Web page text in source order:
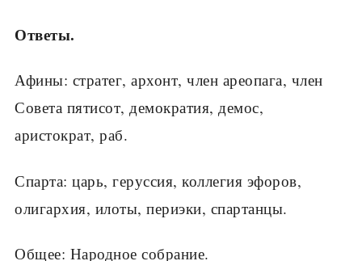
Ответы.
Афины: стратег, архонт, член ареопага, член
Совета пятисот, демократия, демос,
аристократ, раб.
Спарта: царь, геруссия, коллегия эфоров,
олигар­хия, илоты, периэки, спартанцы.
Общее: Народное собрание.